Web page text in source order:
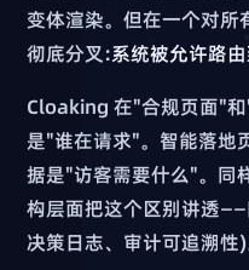
变体渲染。但在一个对所
彻底分叉:系统被允许路
Cloaking 在"合规页面"
是"谁在请求"。智能落地
据是"访客需要什么"。同
构层面把这个区别讲透——
决策日志、审计可追溯性)